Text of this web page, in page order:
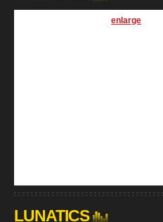
[enlarge
LUNATICS